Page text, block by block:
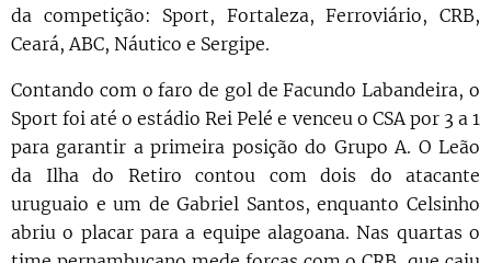
da competição: Sport, Fortaleza, Ferroviário, CRB,
Ceará, ABC, Náutico e Sergipe.
Contando com o faro de gol de Facundo Labandeira, o
Sport foi até o estádio Rei Pelé e venceu o CSA por 3 a 1
para garantir a primeira posição do Grupo A. O Leão
da Ilha do Retiro contou com dois do atacante
uruguaio e um de Gabriel Santos, enquanto Celsinho
abriu o placar para a equipe alagoana. Nas quartas o